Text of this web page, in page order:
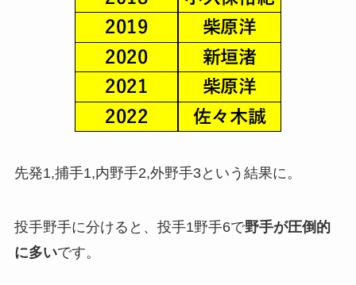
先発1,捕手1,内野手2,外野手3という結果に。
投手野手に分けると、投手1野手6で野手が圧倒的
に多いです。